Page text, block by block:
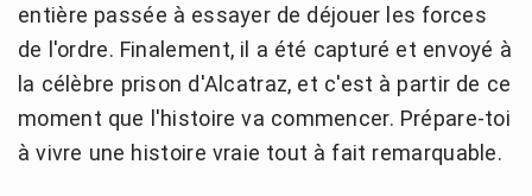
entière passée à essayer de déjouer les forces
de l'ordre. Finalement, il a été capturé et envoyé à
la célèbre prison d'Alcatraz, et c'est à partir de ce
moment que l'histoire va commencer. Prépare-toi
à vivre une histoire vraie tout à fait remarquable.